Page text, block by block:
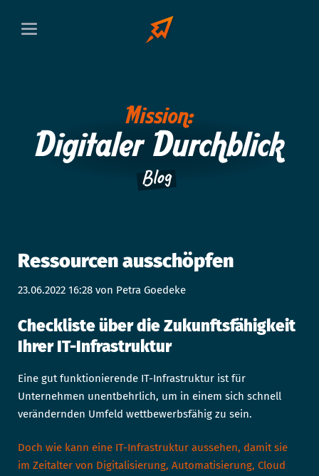
Ressourcen ausschöpfen
23.06.2022 16:28von Petra Goedeke
Checkliste über die Zukunftsfähigkeit
Ihrer IT-Infrastruktur
Eine gut funktionierende IT-Infrastruktur ist für
Unternehmen unentbehrlich, um in einem sich schnell
verändernden Umfeld wettbewerbsfähig zu sein.
Doch wie kann eine IT-Infrastruktur aussehen, damit sie
im Zeitalter von Digitalisierung, Automatisierung, Cloud